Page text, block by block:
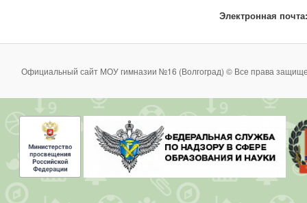
Электронная почта:
Официальный сайт МОУ гимназии №16 (Волгоград) © Все права